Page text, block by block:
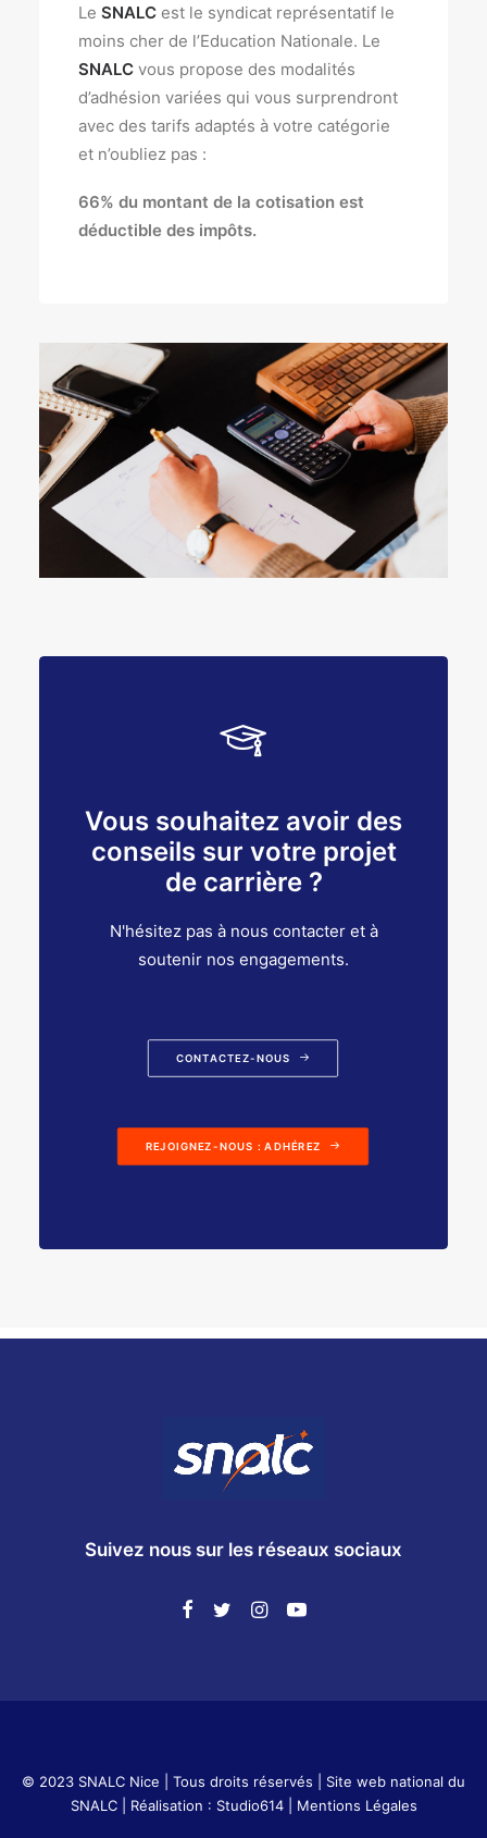
Le SNALC est le syndicat représentatif le
moins cher de l’Education Nationale. Le
SNALC vous propose des modalités
d’adhésion variées qui vous surprendront
avec des tarifs adaptés à votre catégorie
et n’oubliez pas :
66% du montant de la cotisation est
déductible des impôts.
Vous souhaitez avoir des
conseils sur votre projet
de carrière ?
N'hésitez pas à nous contacter et à
soutenir nos engagements.
CONTACTEZ-NOUS
REJOIGNEZ-NOUS : ADHÉREZ
Suivez nous sur les réseaux sociaux
© 2023 SNALC Nice | Tous droits réservés | Site web national du
SNALC| Réalisation : Studio614| Mentions Légales